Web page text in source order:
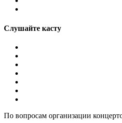
Слушайте касту
По вопросам организации